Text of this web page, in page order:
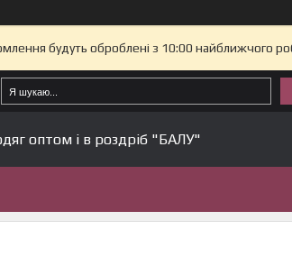
будуть оброблені з 10:00 найближчого
оптом і в роздріб "БАЛУ"